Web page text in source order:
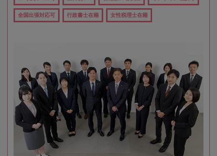
全国出張対応可 行政書士在籍 女性税理士在籍